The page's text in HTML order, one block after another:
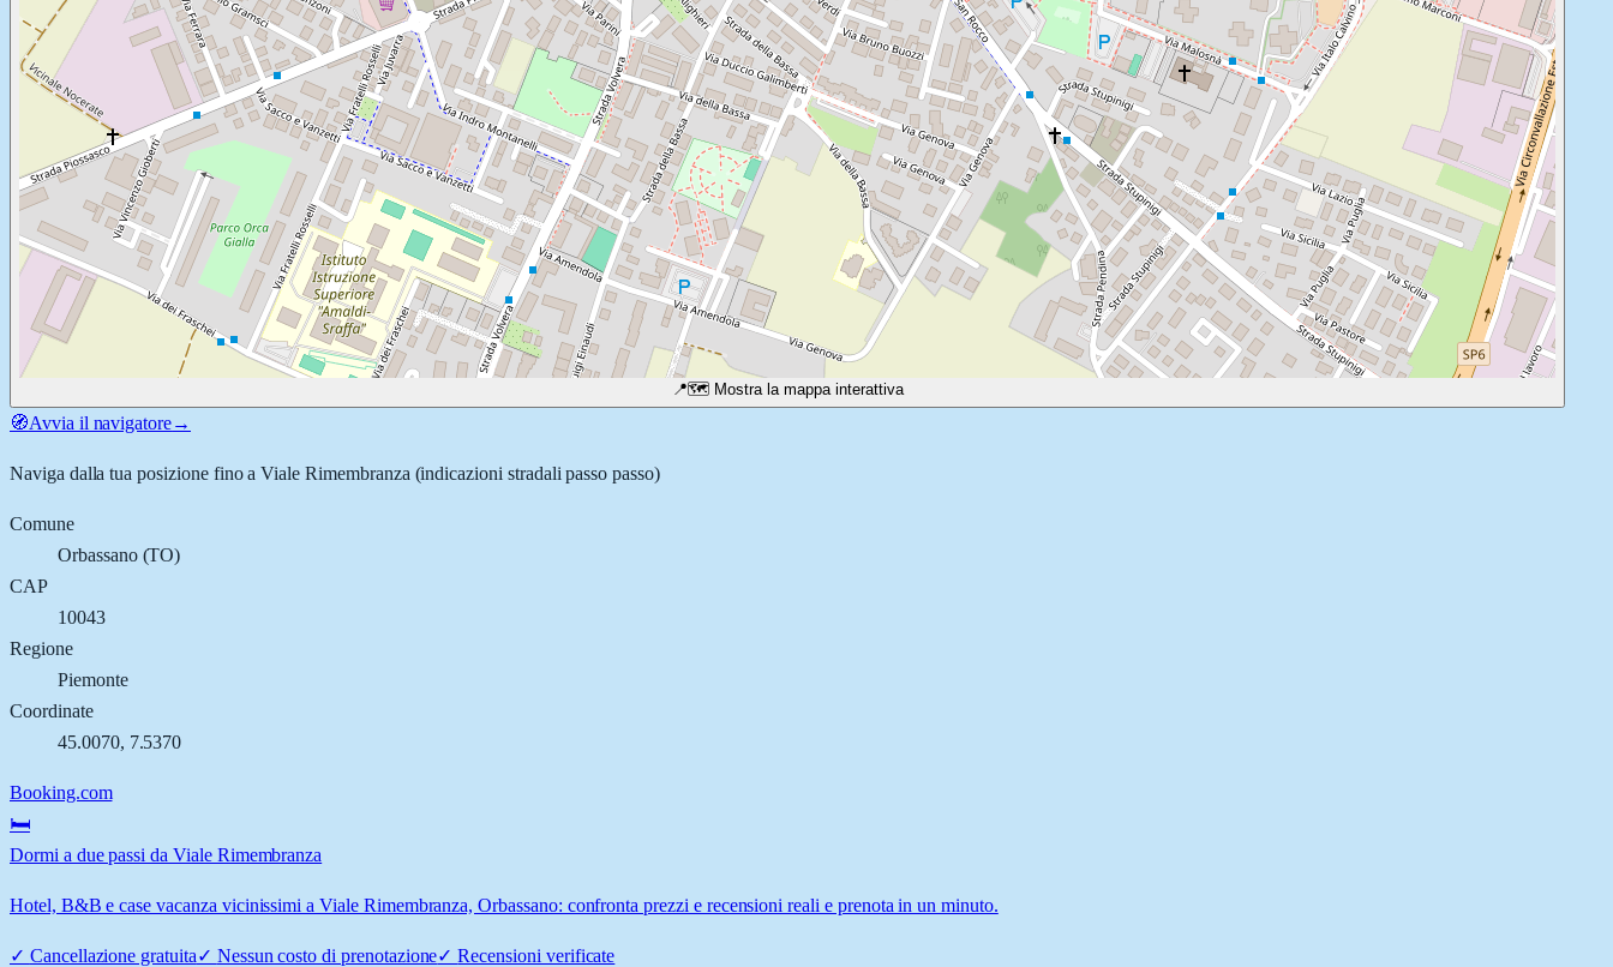
📍🗺️ Mostra la mappa interattiva
🧭Avvia il navigatore→
Naviga dalla tua posizione fino aViale Rimembranza (indicazioni stradali passo passo)
Comune
Orbassano(TO)
CAP
10043
Regione
Piemonte
Coordinate
45.0070, 7.5370
Booking.com
🛏️
Dormi a due passi da Viale Rimembranza
Hotel, B&B e case vacanza vicinissimi a Viale Rimembranza, Orbassano: confronta prezzi e recensioni reali e prenota in un minuto.
✓ Cancellazione gratuita✓ Nessun costo di prenotazione✓Recensioni verificate